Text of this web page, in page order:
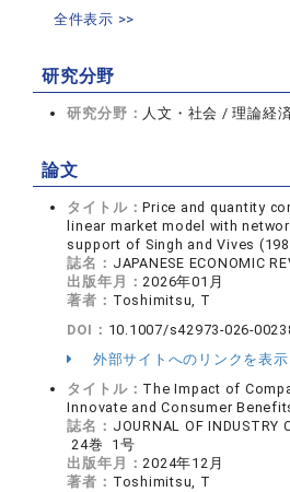
全件表示 >>
研究分野
研究分野： 人文・社会 / 理論経
論文
タイトル：Price and quantity
linear market model with
support of Singh and Vives
誌名： JAPANESE ECONOMIC
出版年月：2026年01月
著者： Toshimitsu, T
DOI： 10.1007/s42973-026-
外部サイトへのリンクを表示
タイトル： The Impact of
Innovate and Consumer
誌名： JOURNAL OF INDUSTRY
24巻 1号
出版年月：2024年12月
著者： Toshimitsu, T